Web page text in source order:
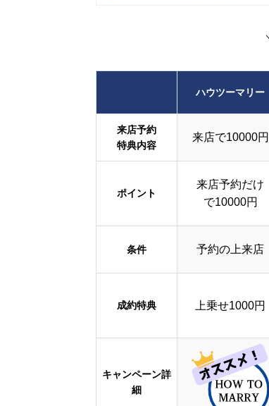
ハウツーマリー
来店予約
特典内容
来店で10000円
ポイント
来店予約だけ
で10000円
条件 予約の上来店
成約特典 上乗せ1000円
キャンペーン詳
細